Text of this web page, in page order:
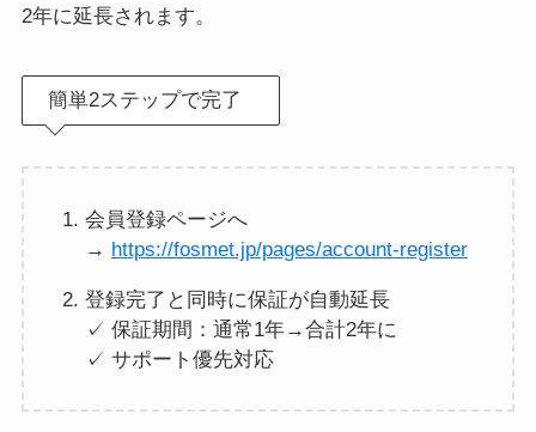
2年に延長されます。
簡単2ステップで完了
会員登録ページへ
→ https://fosmet.jp/pages/account-register
登録完了と同時に保証が自動延長
✓ 保証期間：通常1年→合計2年に
✓ サポート優先対応